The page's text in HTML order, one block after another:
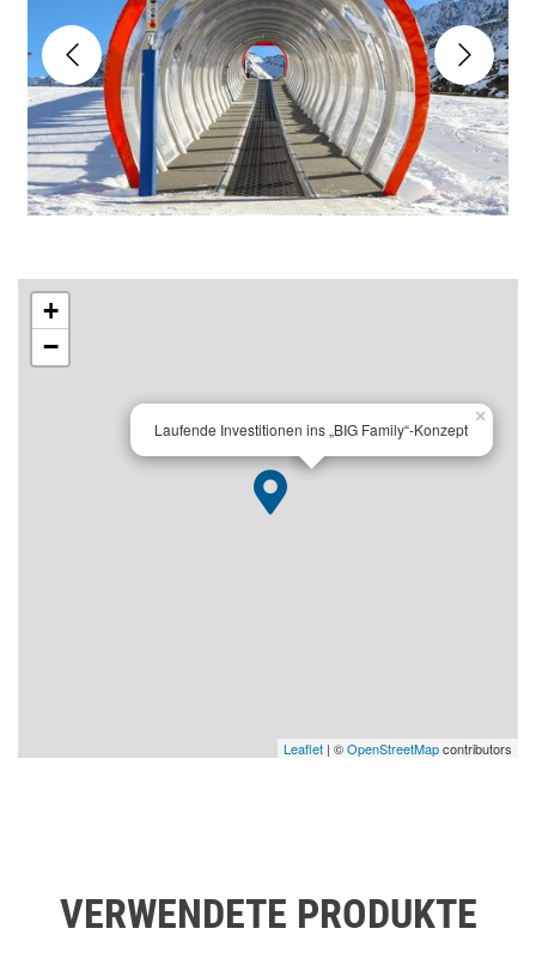
Laufende Investitionen ins „BIG Family“-Konzept
×
+
−
Leaflet | ©OpenStreetMapcontributors
VERWENDETE PRODUKTE